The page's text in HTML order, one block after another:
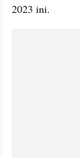
2023 ini.